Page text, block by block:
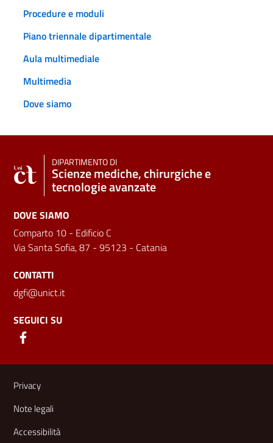
Procedure e moduli
Piano triennale dipartimentale
Aula multimediale
Multimedia
Dove siamo
DIPARTIMENTO DI
Scienze mediche, chirurgiche e
tecnologie avanzate
DOVE SIAMO
Comparto 10 - Edificio C
Via Santa Sofia, 87 - 95123 - Catania
CONTATTI
dgfi@unict.it
SEGUICI SU
Link e informazioni utili
Privacy
Note legali
Accessibilità